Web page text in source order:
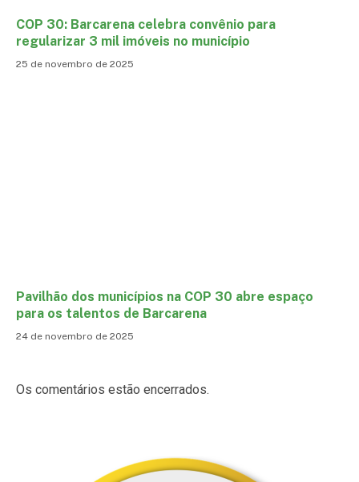
COP 30: Barcarena celebra convênio para
regularizar 3 mil imóveis no município
25 de novembro de 2025
Pavilhão dos municípios na COP 30 abre espaço
para os talentos de Barcarena
24 de novembro de 2025
Os comentários estão encerrados.